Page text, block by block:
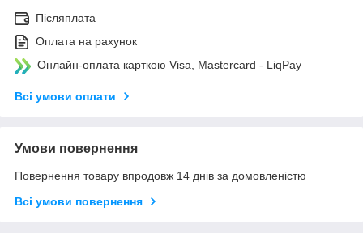
Післяплата
Оплата на рахунок
Онлайн-оплата карткою Visa, Mastercard - LiqPay
Всі умови оплати
Умови повернення
Повернення товару впродовж 14 днів за домовленістю
Всі умови повернення